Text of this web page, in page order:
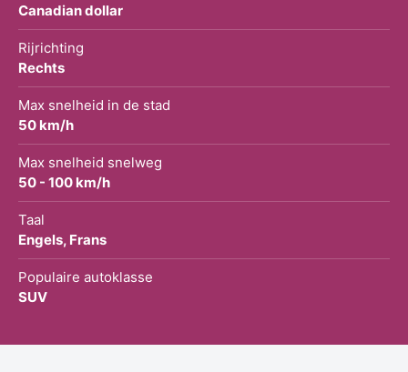
Canadian dollar
Rijrichting
Rechts
Max snelheid in de stad
50 km/h
Max snelheid snelweg
50 - 100 km/h
Taal
Engels, Frans
Populaire autoklasse
SUV